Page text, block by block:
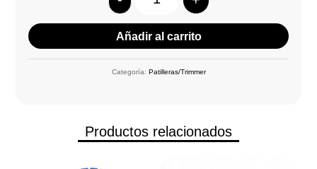
Quantity
Añadir al carrito
Categoría: Patilleras/Trimmer
Productos relacionados